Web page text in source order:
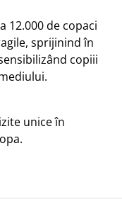
12.000 de copaci
sprijinind în
copiii
unice în